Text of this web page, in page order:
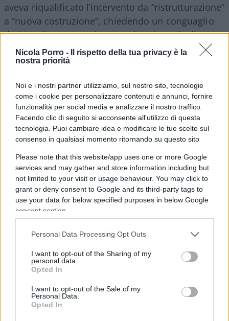
Nicola Porro -
Il rispetto della tua privacy è la
nostra priorità
Noi e i nostri partner utilizziamo, sul nostro sito, tecnologie
come i cookie per personalizzare contenuti e annunci, fornire
funzionalità per social media e analizzare il nostro traffico.
Facendo clic di seguito si acconsente all'utilizzo di questa
tecnologia. Puoi cambiare idea e modificare le tue scelte sul
consenso in qualsiasi momento ritornando su questo sito
Please note that this website/app uses one or more Google
services and may gather and store information including but
not limited to your visit or usage behaviour. You may click to
grant or deny consent to Google and its third-party tags to
use your data for below specified purposes in below Google
consent section.
Personal Data Processing Opt Outs
I want to opt-out of the Sharing of my
personal data.
Opted In
I want to opt-out of the Sale of my
Personal Data.
Opted In
aveva riqualificato l’intervento da “ristrutturazione”
a “nuova costruzione”, chiedendo un conguaglio
da 701mila euro per la monetizzazione degli
standard urbanistici.
dell’area. Per il Comune, la Scia non era efficace
perché formata prima del completamento degli
interventi di bonifica.Il Tar ha però chiarito che,
secondo il regolamento edilizio milanese, i
solo fino all’approvazione del progetto di
bonifica, e non fino al completamento dei
lavori.Nel caso specifico, inoltre, si trattava di
una procedura semplificata che non richiedeva
nemmeno tale approvazione. La conseguenza è
che la Scia del 2023 è stata ritenuta pienamente
La sentenza ha quindi disposto l’annullamento del
provvedimento con cui, nel novembre 2025, il